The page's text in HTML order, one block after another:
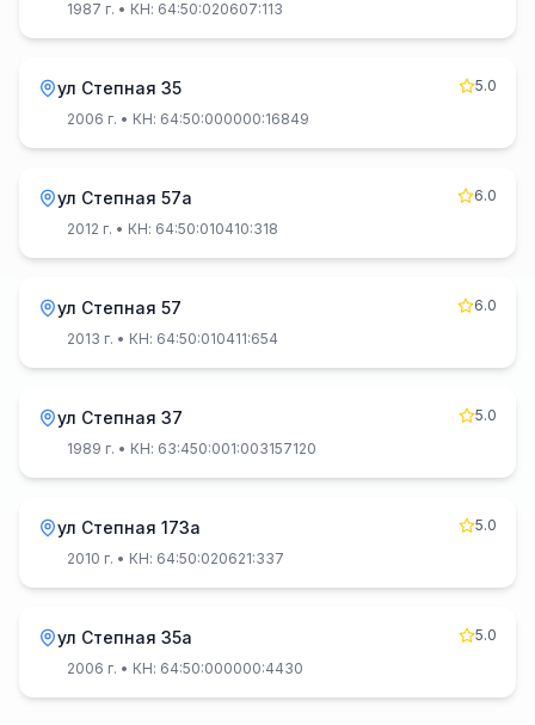
1987 г. • КН: 64:50:020607:113
ул Степная 35
5.0
2006 г. • КН: 64:50:000000:16849
ул Степная 57а
6.0
2012 г. • КН: 64:50:010410:318
ул Степная 57
6.0
2013 г. • КН: 64:50:010411:654
ул Степная 37
5.0
1989 г. • КН: 63:450:001:003157120
ул Степная 173а
5.0
2010 г. • КН: 64:50:020621:337
ул Степная 35а
5.0
2006 г. • КН: 64:50:000000:4430